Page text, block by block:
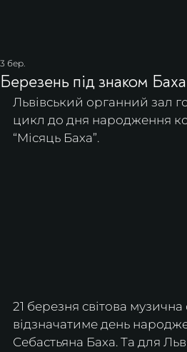
Березень під знаком Баха
3 бер.
Львівський органний зал
цикл до дня народження
“Місяць Баха”.
21 березня світова музична
відзначатиме день
Себастьяна Баха. Та для